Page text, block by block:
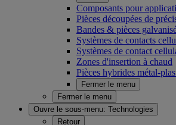
Composants pour
Pièces découpées de
Bandes & pièces
Systèmes de contacts
Systèmes de contact
Zones d'insertion à chaud
Pièces hybrides métal-
Fermer le menu
Fermer le menu
Ouvre le sous-menu: Technologies
Retour